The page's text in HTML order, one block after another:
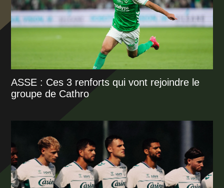
ASSE : Ces 3 renforts qui vont rejoindre le
groupe de Cathro